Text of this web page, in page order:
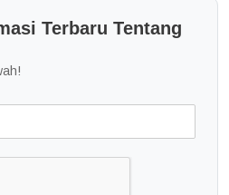
Terbaru Tentang